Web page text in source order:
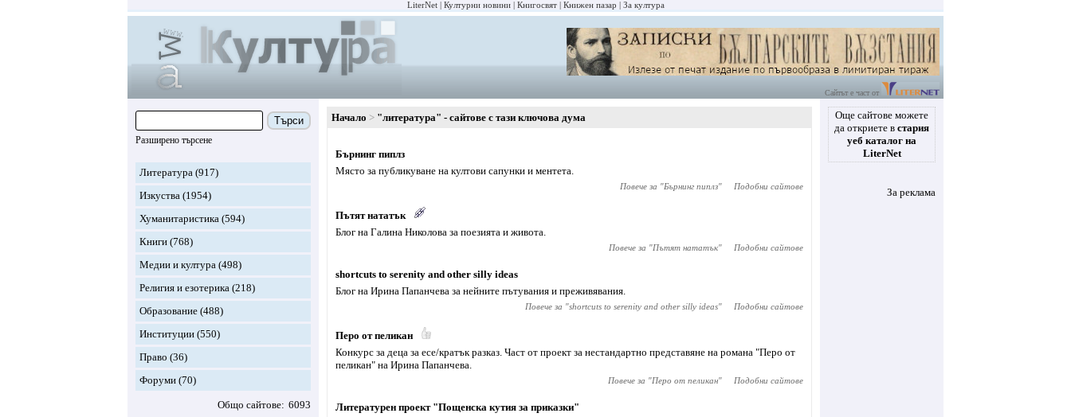
LiterNet Културни новини Книгосвят Книжен пазар За култура
Сайтът е част от
Търси
Разширено търсене
Литература (917)
Изкуства (1954)
Хуманитаристика (594)
Книги (768)
Медии и култура (498)
Религия и езотерика (218)
Образование (488)
Институции (550)
Право (36)
Форуми (70)
Общо сайтове 6093
Начало "литература" - сайтове с тази ключова дума
Бърнинг пиплз
Място за публикуване на култови сапунки и ментета.
Повече за "Бърнинг пиплз" Подобни сайтове
Пътят нататък
Блог на Галина Николова за поезията и живота.
Повече за "Пътят нататък" Подобни сайтове
shortcuts to serenity and other silly ideas
Блог на Ирина Папанчева за нейните пътувания и преживявания.
Повече за "shortcuts to serenity and other silly ideas" Подобни сайтове
Перо от пеликан
Конкурс за деца за есе/кратък разказ. Част от проект за нестандартно представяне на романа "Перо от
пеликан" на Ирина Папанчева.
Повече за "Перо от пеликан" Подобни сайтове
Литературен проект "Пощенска кутия за приказки"
Още сайтове можете
да откриете в стария
уеб каталог на
LiterNet
За реклама